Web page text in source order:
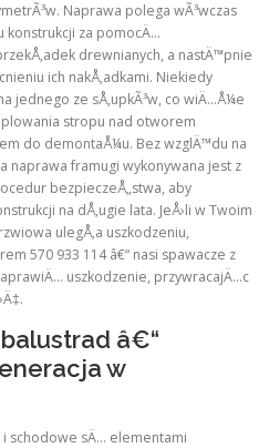
Naprawa polega wÃ³wczas
konstrukcji za pomocÄ…
drewnianych, a nastÄ™pnie
ich nakÅ‚adkami. Niekiedy
jednego ze sÅ‚upkÃ³w, co wiÄ…Å¼e
stropu nad otworem
do demontaÅ¼u. Bez wzglÄ™du na
naprawa framugi wykonywana jest z
bezpieczeÅ„stwa, aby
na dÅ‚ugie lata. JeÅ›li w Twoim
ulegÅ‚a uszkodzeniu,
570 933 114 â€“ nasi spawacze z
uszkodzenie, przywracajÄ…c
â€“
w
schodowe sÄ… elementami